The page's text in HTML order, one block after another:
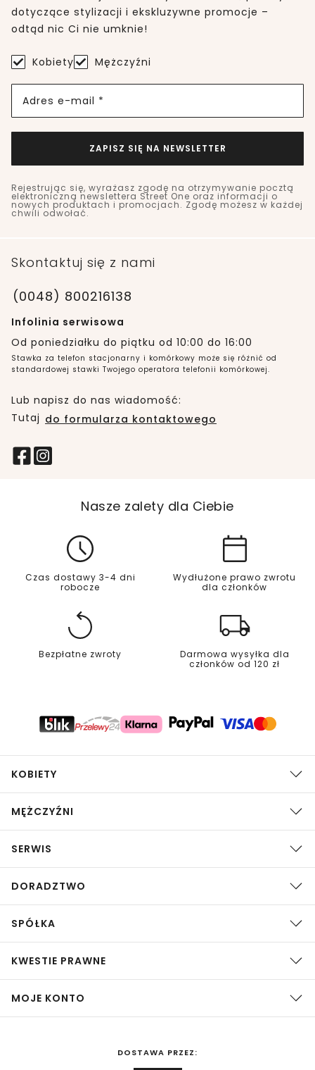
dotyczące stylizacji i ekskluzywne promocje –
odtąd nic Ci nie umknie!
Kobiety Mężczyźni
Adres e-mail *
ZAPISZ SIĘ NA NEWSLETTER
Rejestrując się, wyrażasz zgodę na otrzymywanie pocztą
elektroniczną newslettera Street One oraz informacji o
nowych produktach i promocjach. Zgodę możesz w każdej
chwili odwołać.
Skontaktuj się z nami
(0048) 800216138
Infolinia serwisowa
Od poniedziałku do piątku od 10:00 do 16:00
Stawka za telefon stacjonarny i komórkowy może się różnić od
standardowej stawki Twojego operatora telefonii komórkowej.
Lub napisz do nas wiadomość:
Tutaj do formularza kontaktowego
Nasze zalety dla Ciebie
Czas dostawy 3-4 dni
robocze
Wydłużone prawo zwrotu
dla członków
Bezpłatne zwroty
Darmowa wysyłka dla
członków od 120 zł
KOBIETY
MĘŻCZYŹNI
SERWIS
DORADZTWO
SPÓŁKA
KWESTIE PRAWNE
MOJE KONTO
DOSTAWA PRZEZ: